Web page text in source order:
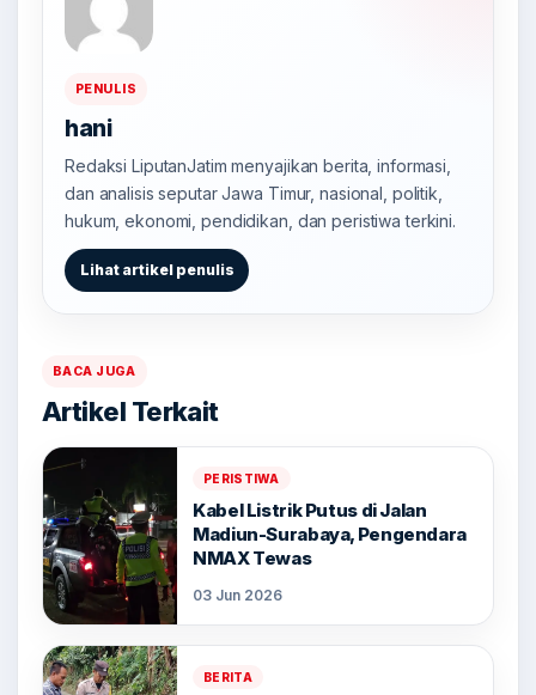
PENULIS
hani
Redaksi LiputanJatim menyajikan berita, informasi,
dan analisis seputar Jawa Timur, nasional, politik,
hukum, ekonomi, pendidikan, dan peristiwa terkini.
Lihat artikel penulis
BACA JUGA
Artikel Terkait
PERISTIWA
Kabel Listrik Putus di Jalan
Madiun-Surabaya, Pengendara
NMAX Tewas
03 Jun 2026
BERITA